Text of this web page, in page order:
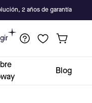
2 años de garantía
Blog